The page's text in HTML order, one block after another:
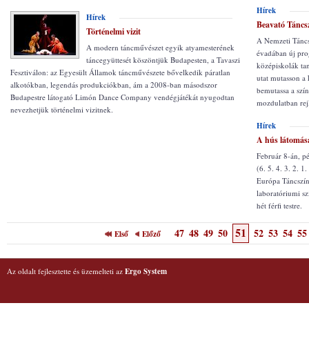
Hírek
Történelmi vizit
A modern táncművészet egyik atyamesterének
táncegyüttesét köszöntjük Budapesten, a Tavaszi
Fesztiválon: az Egyesült Államok táncművészete bővelkedik páratlan
alkotókban, legendás produkciókban, ám a 2008-ban másodszor
Budapestre látogató Limón Dance Company vendégjátékát nyugodtan
nevezhetjük történelmi vizitnek.
Hírek
Beavató
A Nemzeti
évadában új
középiskolák
utat mutasson a
bemutassa a
mozdulatban
Hírek
A hús
Február 8-án,
(6. 5. 4. 3. 2. 1.
Európa
laboratóriumi
hét férfi testre.
Első Előző 47 48 49 50 51 52 53 54 55
Az oldalt fejlesztette és üzemelteti az Ergo System